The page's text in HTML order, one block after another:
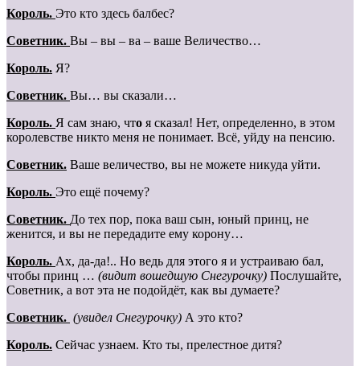
Король. Это кто здесь балбес?
Cоветник. Вы – вы – ва – ваше Величество…
Король. Я?
Cоветник. Вы… вы сказали…
Король. Я сам знаю, что я сказал! Нет, определенно, в этом
королевстве никто меня не понимает. Всё, уйду на пенсию.
Cоветник. Ваше величество, вы не можете никуда уйти.
Король. Это ещё почему?
Cоветник. До тех пор, пока ваш сын, юный принц, не
женится, и вы не передадите ему корону…
Король. Ах, да-да!.. Но ведь для этого я и устраиваю бал,
чтобы принц … (видит вошедшую Снегурочку) Послушайте,
Советник, а вот эта не подойдёт, как вы думаете?
Cоветник. (увидел Снегурочку) А это кто?
Король. Сейчас узнаем. Кто ты, прелестное дитя?